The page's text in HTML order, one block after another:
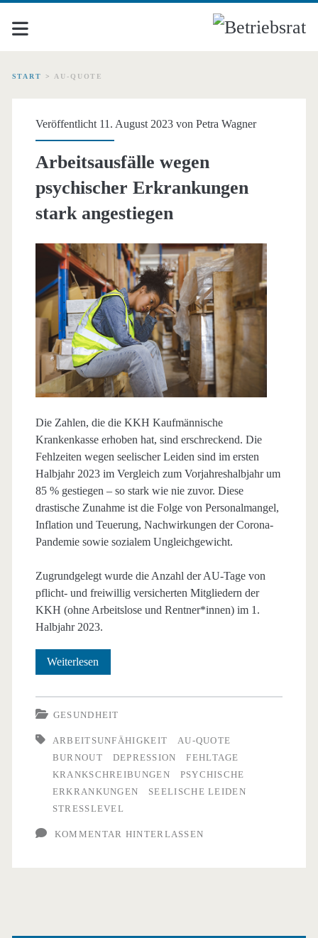
START > AU-QUOTE
Schlagwort:
<span>AU-
Quote</span>
Veröffentlicht 11. August 2023 von Petra Wagner
Arbeitsausfälle wegen
psychischer Erkrankungen
stark angestiegen
Die Zahlen, die die KKH Kaufmännische
Krankenkasse erhoben hat, sind erschreckend. Die
Fehlzeiten wegen seelischer Leiden sind im ersten
Halbjahr 2023 im Vergleich zum Vorjahreshalbjahr um
85 % gestiegen – so stark wie nie zuvor. Diese
drastische Zunahme ist die Folge von Personalmangel,
Inflation und Teuerung, Nachwirkungen der Corona-
Pandemie sowie sozialem Ungleichgewicht.
Zugrundgelegt wurde die Anzahl der AU-Tage von
pflicht- und freiwillig versicherten Mitgliedern der
KKH (ohne Arbeitslose und Rentner*innen) im 1.
Halbjahr 2023.
Weiterlesen
psychischer
Erkrankungen
stark
angestiegen
GESUNDHEIT
ARBEITSUNFÄHIGKEIT
AU-QUOTE
BURNOUT
DEPRESSION
FEHLTAGE
KRANKSCHREIBUNGEN
PSYCHISCHE
ERKRANKUNGEN
SEELISCHE LEIDEN
STRESSLEVEL
KOMMENTAR HINTERLASSEN